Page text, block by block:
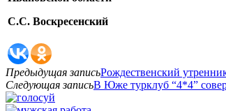
С.С. Воскресенский
Предыдущая записьРождественский
Следующая записьВ Юже турклуб “4*4”